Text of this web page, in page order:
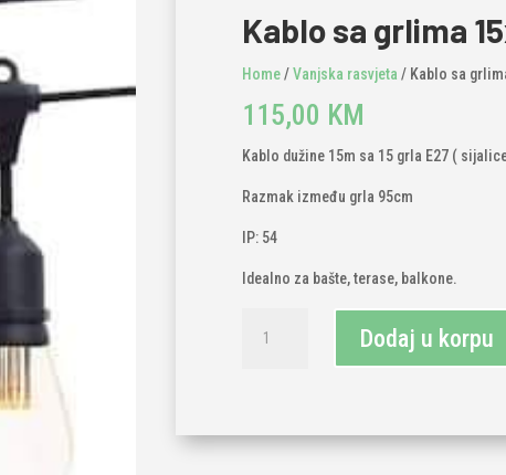
Kablo sa grlima
Home/Vanjska rasvjeta / Kablo sa
115,00 KM
Kablo dužine 15m sa 15 grla E27 (
Razmak između grla 95cm
IP: 54
Idealno za bašte, terase, balkone.
količina
Dodaj u korpu